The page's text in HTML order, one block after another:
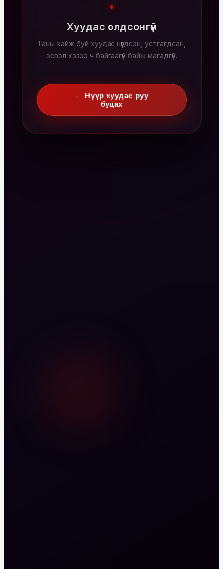
Хуудас олдсонгүй
Таны хайж буй хуудас нүүгдсэн, устгагдсан,
эсвэл хэзээ ч байгаагүй байж магадгүй.
← Нүүр хуудас руу
буцах